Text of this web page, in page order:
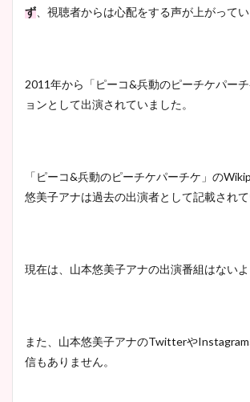
ず 、視聴者からは心配をする声が上がってい
2011年から「ピーコ&兵動のピーチケパー
ョンとして出演されていました。
「ピーコ&兵動のピーチケパーチケ」の
悠美子アナは過去の出演者として記載されて
現在は、山本悠美子アナの出演番組はないよ
また、山本悠美子アナのTwitterやInstagram
信もありません。